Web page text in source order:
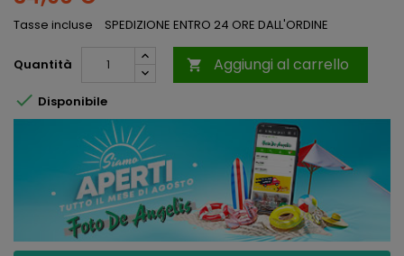
Tasse incluse SPEDIZIONE ENTRO 24 ORE DALL'ORDINE
Quantità  Aggiungi al carrello
 Disponibile